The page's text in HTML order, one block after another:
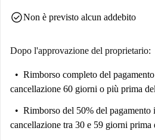
check_circleNon è previsto alcun addebito
Dopo l'approvazione del proprietario:
Rimborso completo del
cancellazione 60 giorni o più prima
Rimborso del 50% del pagamento
cancellazione tra 30 e 59 giorni prima